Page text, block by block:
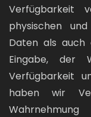
Verfügbarkeit
physischen
Daten als auch
Eingabe, der
Verfügbarkeit
haben wir